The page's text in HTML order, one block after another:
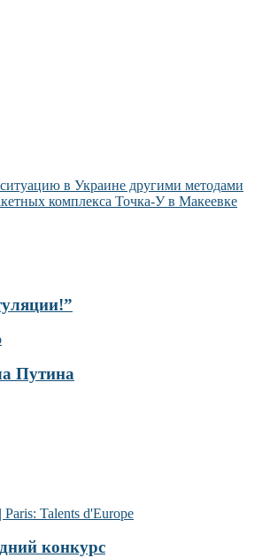
в Украине другими методами
комплекса Точка-У в Макеевке
Путина
конкурс